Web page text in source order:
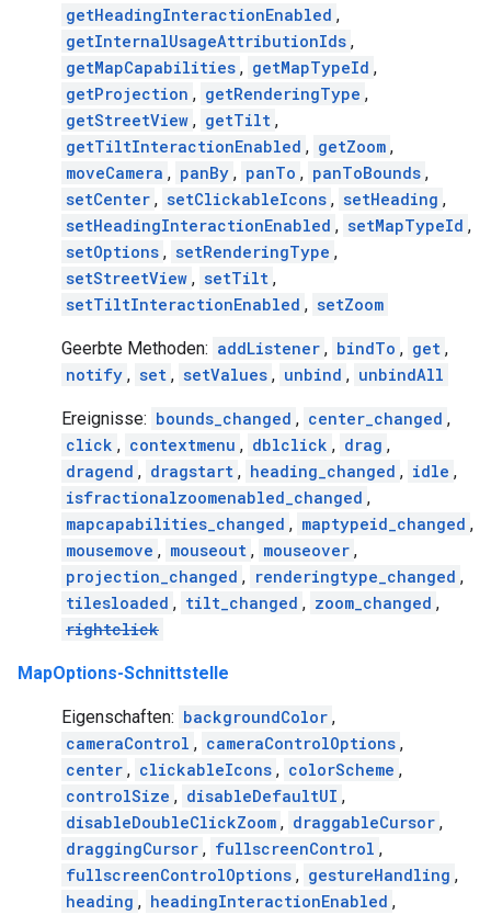
getHeadingInteractionEnabled ,
getInternalUsageAttributionIds ,
getMapCapabilities , getMapTypeId ,
getProjection , getRenderingType ,
getStreetView , getTilt ,
getTiltInteractionEnabled , getZoom ,
moveCamera , panBy , panTo , panToBounds ,
setCenter , setClickableIcons , setHeading ,
setHeadingInteractionEnabled , setMapTypeId ,
setOptions , setRenderingType ,
setStreetView , setTilt ,
setTiltInteractionEnabled , setZoom
Geerbte Methoden: addListener , bindTo , get ,
notify , set , setValues , unbind , unbindAll
Ereignisse: bounds_changed , center_changed ,
click , contextmenu , dblclick , drag ,
dragend , dragstart , heading_changed , idle ,
isfractionalzoomenabled_changed ,
mapcapabilities_changed , maptypeid_changed ,
mousemove , mouseout , mouseover ,
projection_changed , renderingtype_changed ,
tilesloaded , tilt_changed , zoom_changed ,
rightclick
MapOptions-Schnittstelle
Eigenschaften: backgroundColor ,
cameraControl , cameraControlOptions ,
center , clickableIcons , colorScheme ,
controlSize , disableDefaultUI ,
disableDoubleClickZoom , draggableCursor ,
draggingCursor , fullscreenControl ,
fullscreenControlOptions , gestureHandling ,
heading , headingInteractionEnabled ,